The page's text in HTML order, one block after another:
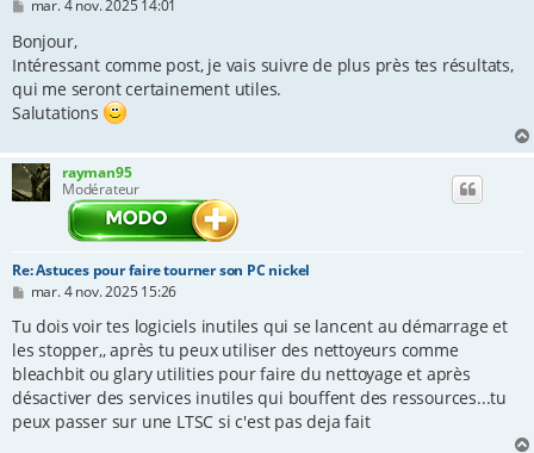
M
s
s
a
g
e
mar. 4 nov. 2025 14:01
Bonjour,
Intéressant comme post, je vais suivre de plus près tes résultats,
qui me seront certainement utiles.
Salutations
rayman95
Modérateur
Re: Astuces pour faire tourner son PC nickel
M
s
a
g
e
mar. 4 nov. 2025 15:26
Tu dois voir tes logiciels inutiles qui se lancent au démarrage et
les stopper,, après tu peux utiliser des nettoyeurs comme
bleachbit ou glary utilities pour faire du nettoyage et après
désactiver des services inutiles qui bouffent des ressources...tu
peux passer sur une LTSC si c'est pas deja fait